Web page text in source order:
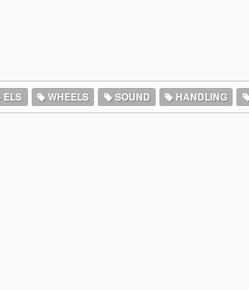
ELS WHEELS SOUND HANDLING